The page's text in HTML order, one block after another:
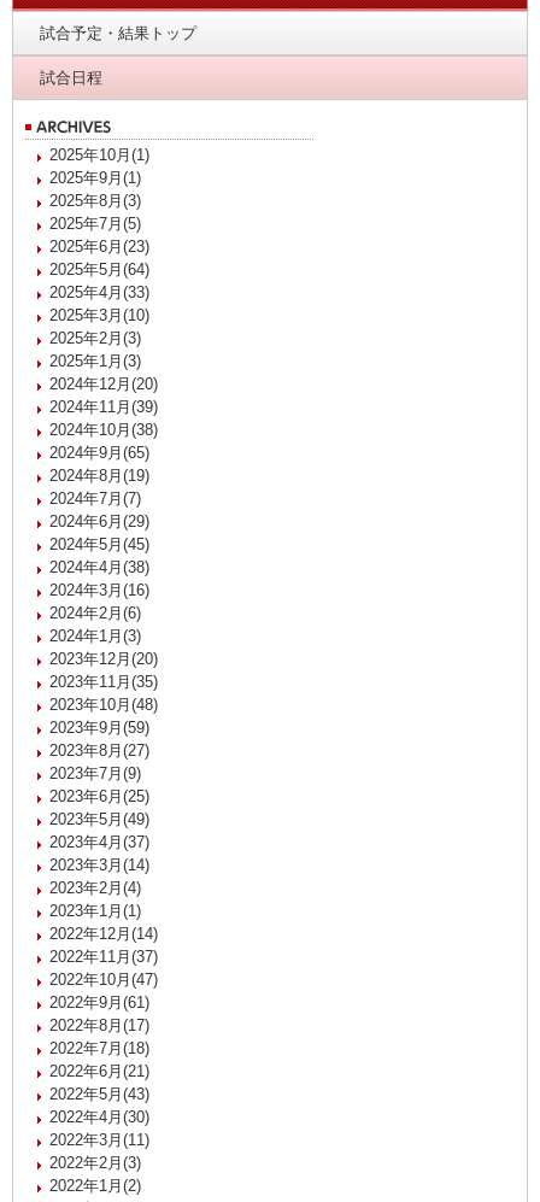
試合予定・結果トップ
試合日程
2025年10月(1)
2025年9月(1)
2025年8月(3)
2025年7月(5)
2025年6月(23)
2025年5月(64)
2025年4月(33)
2025年3月(10)
2025年2月(3)
2025年1月(3)
2024年12月(20)
2024年11月(39)
2024年10月(38)
2024年9月(65)
2024年8月(19)
2024年7月(7)
2024年6月(29)
2024年5月(45)
2024年4月(38)
2024年3月(16)
2024年2月(6)
2024年1月(3)
2023年12月(20)
2023年11月(35)
2023年10月(48)
2023年9月(59)
2023年8月(27)
2023年7月(9)
2023年6月(25)
2023年5月(49)
2023年4月(37)
2023年3月(14)
2023年2月(4)
2023年1月(1)
2022年12月(14)
2022年11月(37)
2022年10月(47)
2022年9月(61)
2022年8月(17)
2022年7月(18)
2022年6月(21)
2022年5月(43)
2022年4月(30)
2022年3月(11)
2022年2月(3)
2022年1月(2)